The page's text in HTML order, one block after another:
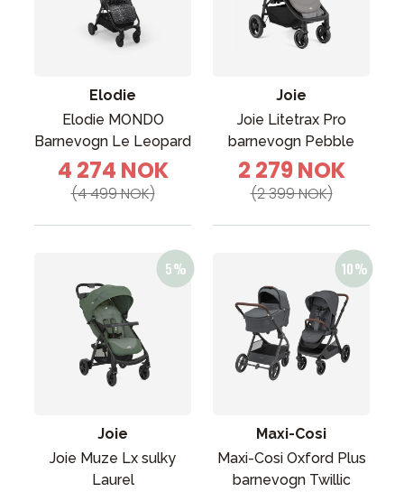
Elodie
Elodie MONDO
Barnevogn Le Leopard
4 274 NOK
(4 499 NOK)
Joie
Joie Litetrax Pro
barnevogn Pebble
2 279 NOK
(2 399 NOK)
Joie
Joie Muze Lx sulky
Laurel
Maxi-Cosi
Maxi-Cosi Oxford Plus
barnevogn Twillic